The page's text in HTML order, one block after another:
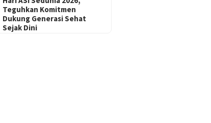
Teguhkan Komitmen
Dukung Generasi Sehat
Sejak Dini